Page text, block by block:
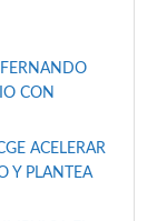
CON
ACELERAR
Y PLANTEA